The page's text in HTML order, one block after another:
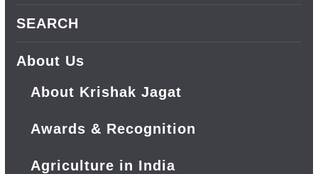
SEARCH
About Us
About Krishak Jagat
Awards & Recognition
Agriculture in India